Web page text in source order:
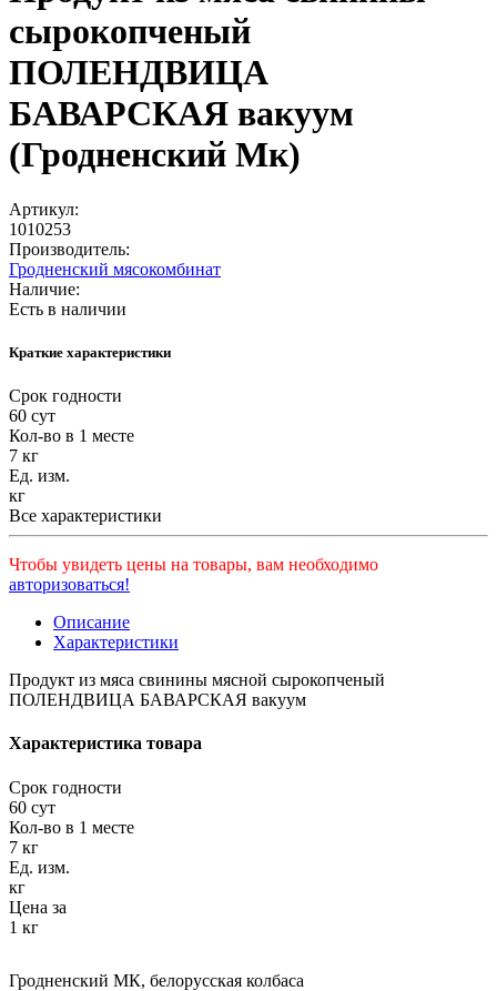
сырокопченый
ПОЛЕНДВИЦА
БАВАРСКАЯ вакуум
(Гродненский Мк)
Артикул:
1010253
Производитель:
Гродненский мясокомбинат
Наличие:
Есть в наличии
Краткие характеристики
Срок годности
60 сут
Кол-во в 1 месте
7 кг
Ед. изм.
кг
Все характеристики
Чтобы увидеть цены на товары, вам необходимо
авторизоваться!
Описание
Характеристики
Продукт из мяса свинины мясной сырокопченый
ПОЛЕНДВИЦА БАВАРСКАЯ вакуум
Характеристика товара
Срок годности
60 сут
Кол-во в 1 месте
7 кг
Ед. изм.
кг
Цена за
1 кг
Гродненский МК, белорусская колбаса